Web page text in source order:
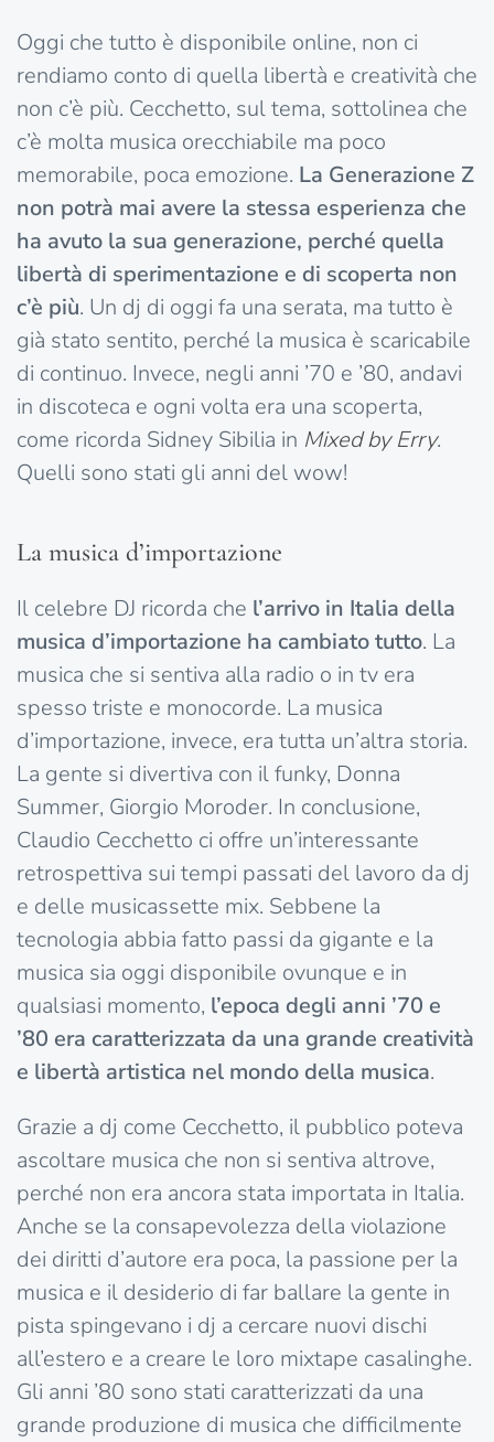
Oggi che tutto è disponibile online, non ci
rendiamo conto di quella libertà e creatività che
non c’è più. Cecchetto, sul tema, sottolinea che
c’è molta musica orecchiabile ma poco
memorabile, poca emozione. La Generazione Z
non potrà mai avere la stessa esperienza che
ha avuto la sua generazione, perché quella
libertà di sperimentazione e di scoperta non
c’è più. Un dj di oggi fa una serata, ma tutto è
già stato sentito, perché la musica è scaricabile
di continuo. Invece, negli anni ’70 e ’80, andavi
in discoteca e ogni volta era una scoperta,
come ricorda Sidney Sibilia in Mixed by Erry.
Quelli sono stati gli anni del wow!
La musica d’importazione
Il celebre DJ ricorda che l’arrivo in Italia della
musica d’importazione ha cambiato tutto. La
musica che si sentiva alla radio o in tv era
spesso triste e monocorde. La musica
d’importazione, invece, era tutta un’altra storia.
La gente si divertiva con il funky, Donna
Summer, Giorgio Moroder. In conclusione,
Claudio Cecchetto ci offre un’interessante
retrospettiva sui tempi passati del lavoro da dj
e delle musicassette mix. Sebbene la
tecnologia abbia fatto passi da gigante e la
musica sia oggi disponibile ovunque e in
qualsiasi momento, l’epoca degli anni ’70 e
’80 era caratterizzata da una grande creatività
e libertà artistica nel mondo della musica.
Grazie a dj come Cecchetto, il pubblico poteva
ascoltare musica che non si sentiva altrove,
perché non era ancora stata importata in Italia.
Anche se la consapevolezza della violazione
dei diritti d’autore era poca, la passione per la
musica e il desiderio di far ballare la gente in
pista spingevano i dj a cercare nuovi dischi
all’estero e a creare le loro mixtape casalinghe.
Gli anni ’80 sono stati caratterizzati da una
grande produzione di musica che difficilmente